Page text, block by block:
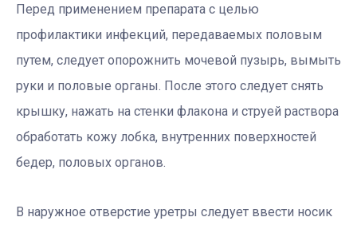
Перед применением препарата с целью
профилактики инфекций, передаваемых половым
путем, следует опорожнить мочевой пузырь, вымыть
руки и половые органы. После этого следует снять
крышку, нажать на стенки флакона и струей раствора
обработать кожу лобка, внутренних поверхностей
бедер, половых органов.
В наружное отверстие уретры следует ввести носик